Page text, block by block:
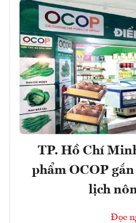
TP. Hồ Chí
phẩm OCOP
lịch
Đọc